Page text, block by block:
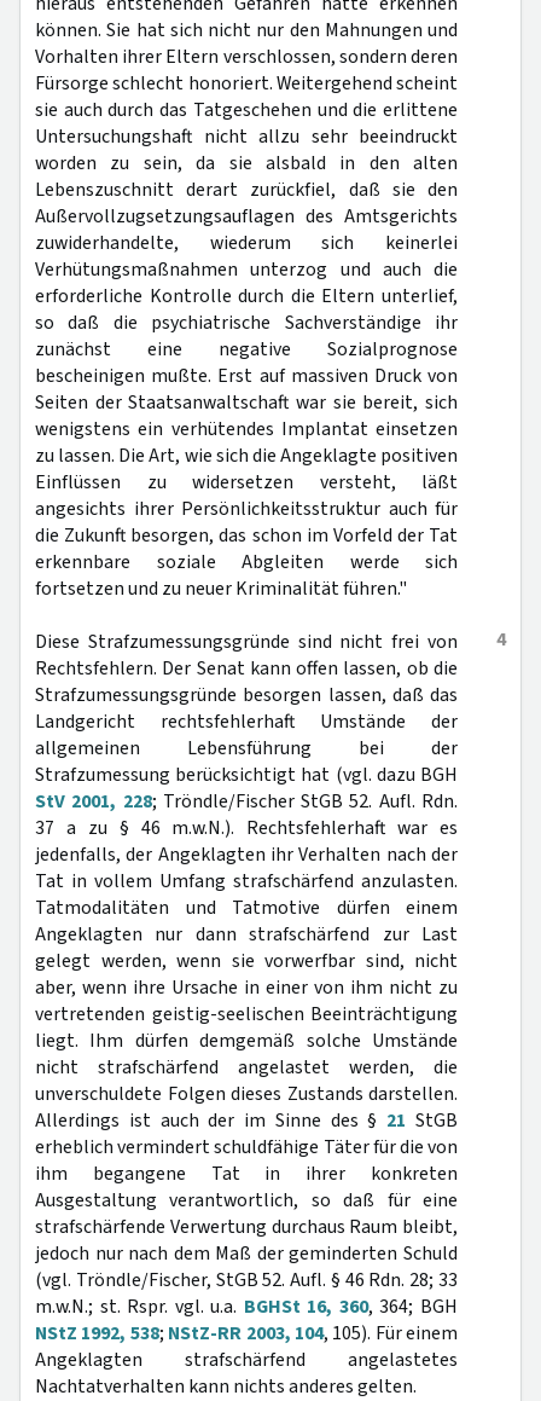
können. Sie hat sich nicht nur den Mahnungen und
Vorhalten ihrer Eltern verschlossen, sondern deren
Fürsorge schlecht honoriert. Weitergehend scheint
sie auch durch das Tatgeschehen und die erlittene
Untersuchungshaft nicht allzu sehr beeindruckt
worden zu sein, da sie alsbald in den alten
Lebenszuschnitt derart zurückfiel, daß sie den
Außervollzugsetzungsauflagen des Amtsgerichts
zuwiderhandelte, wiederum sich keinerlei
Verhütungsmaßnahmen unterzog und auch die
erforderliche Kontrolle durch die Eltern unterlief,
so daß die psychiatrische Sachverständige ihr
zunächst eine negative Sozialprognose
bescheinigen mußte. Erst auf massiven Druck von
Seiten der Staatsanwaltschaft war sie bereit, sich
wenigstens ein verhütendes Implantat einsetzen
zu lassen. Die Art, wie sich die Angeklagte positiven
Einflüssen zu widersetzen versteht, läßt
angesichts ihrer Persönlichkeitsstruktur auch für
die Zukunft besorgen, das schon im Vorfeld der Tat
erkennbare soziale Abgleiten werde sich
fortsetzen und zu neuer Kriminalität führen."
4
Diese Strafzumessungsgründe sind nicht frei von
Rechtsfehlern. Der Senat kann offen lassen, ob die
Strafzumessungsgründe besorgen lassen, daß das
Landgericht rechtsfehlerhaft Umstände der
allgemeinen Lebensführung bei der
Strafzumessung berücksichtigt hat (vgl. dazu BGH
StV 2001, 228; Tröndle/Fischer StGB 52. Aufl. Rdn.
37 a zu § 46 m.w.N.). Rechtsfehlerhaft war es
jedenfalls, der Angeklagten ihr Verhalten nach der
Tat in vollem Umfang strafschärfend anzulasten.
Tatmodalitäten und Tatmotive dürfen einem
Angeklagten nur dann strafschärfend zur Last
gelegt werden, wenn sie vorwerfbar sind, nicht
aber, wenn ihre Ursache in einer von ihm nicht zu
vertretenden geistig-seelischen Beeinträchtigung
liegt. Ihm dürfen demgemäß solche Umstände
nicht strafschärfend angelastet werden, die
unverschuldete Folgen dieses Zustands darstellen.
Allerdings ist auch der im Sinne des § 21 StGB
erheblich vermindert schuldfähige Täter für die von
ihm begangene Tat in ihrer konkreten
Ausgestaltung verantwortlich, so daß für eine
strafschärfende Verwertung durchaus Raum bleibt,
jedoch nur nach dem Maß der geminderten Schuld
(vgl. Tröndle/Fischer, StGB 52. Aufl. § 46 Rdn. 28; 33
m.w.N.; st. Rspr. vgl. u.a. BGHSt 16, 360, 364; BGH
NStZ 1992, 538; NStZ-RR 2003, 104, 105). Für einem
Angeklagten strafschärfend angelastetes
Nachtatverhalten kann nichts anderes gelten.